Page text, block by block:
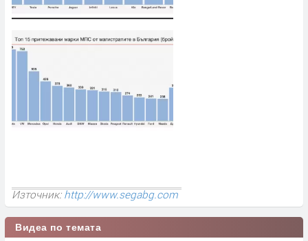
Източник: http://www.segabg.com
Видеа по темата